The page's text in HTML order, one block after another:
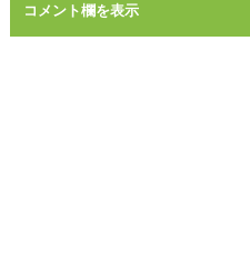
コメント欄を表示